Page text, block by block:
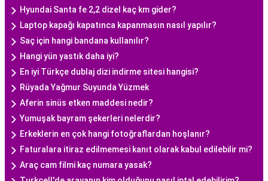
Hyundai Santa fe 2,2 dizel kaç km gider?
Laptop kapağı kapatınca kapanmasın nasıl yapılır?
Saç için hangi bandana kullanılır?
Hangi yün yastık daha iyi?
En iyi Türkçe dublaj dizi indirme sitesi hangisi?
Rüyada Yağmur Suyunda Yüzmek
Aferin sinüs etken maddesi nedir?
Yumuşak bayram şekerleri nelerdir?
Erkeklerin en çok hangi fotoğraflardan hoşlanır?
Faturalara itiraz edilmemesi kanıt olarak kabul edilebilir mi?
Araç cam filmi kaç numara yasak?